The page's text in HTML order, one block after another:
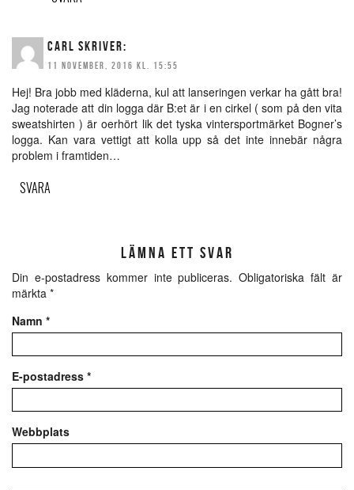
CARL SKRIVER:
11 NOVEMBER, 2016 KL. 15:55
Hej! Bra jobb med kläderna, kul att lanseringen verkar ha gått bra!
Jag noterade att din logga där B:et är i en cirkel ( som på den vita
sweatshirten ) är oerhört lik det tyska vintersportmärket Bogner’s
logga. Kan vara vettigt att kolla upp så det inte innebär några
problem i framtiden…
SVARA
LÄMNA ETT SVAR
Din e-postadress kommer inte publiceras. Obligatoriska fält är
märkta *
Namn *
E-postadress *
Webbplats